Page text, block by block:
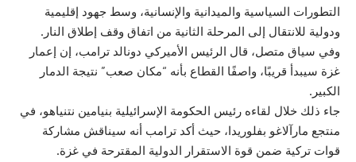
التطورات السياسية والميدانية والإنسانية، وسط جهود إقليمية
ودولية للانتقال إلى المرحلة الثانية من اتفاق وقف إطلاق النار.
وفي سياق متصل، قال الرئيس الأميركي دونالد ترامب، إن إعمار
غزة سيبدأ قريبًا، واصفًا القطاع بأنه “مكان صعب” نتيجة الدمار
الكبير.
جاء ذلك خلال لقاءه رئيس الحكومة الإسرائيلية بنيامين نتنياهو، في
منتجع مارآلاغو بفلوريدا، حيث أكد ترامب أنه سيناقش مشاركة
قوات تركية ضمن قوة الاستقرار الدولية المقترحة في غزة.